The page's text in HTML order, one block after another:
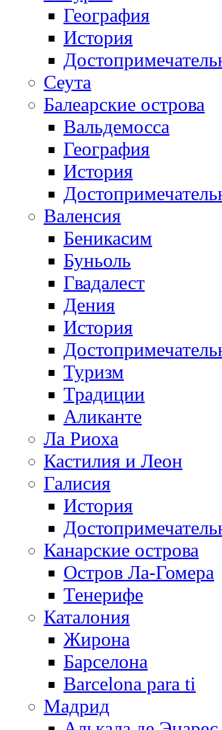
География
История
Сеута
Балеарские острова
Вальдемосса
География
История
Валенсия
Беникасим
Буньоль
Гвадалест
Дения
История
Туризм
Традиции
Аликанте
Ла Риоха
Кастилия и Леон
Галисия
История
Канарские острова
Остров Ла-Гомера
Тенерифе
Каталония
Жирона
Барселона
Barcelona para ti
Мадрид